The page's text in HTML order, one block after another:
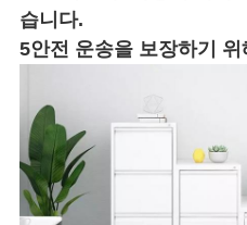
습니다.
5안전 운송을 보장하기 위